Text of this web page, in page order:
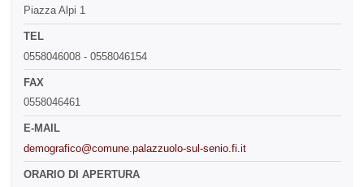
Piazza Alpi 1
TEL
0558046008 - 0558046154
FAX
0558046461
E-MAIL
demografico@comune.palazzuolo-sul-senio.fi.it
ORARIO DI APERTURA